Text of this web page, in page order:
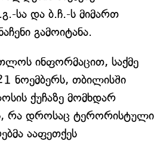
სა და ბ.ჩ.-ს მიმართ
გამოიტანა.
ინფორმაცით, საქმე
ნოემბერს, თბილისში
ქუჩაზე მომხდარ
რა დროსაც ტერორისტული
ააფეთქეს